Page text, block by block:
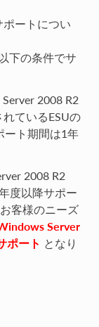
ポートについ
下の条件でサ
2008 R2
ているESUの
ート期間は1年
2008 R2
度以降サポー
客様のニーズ
Server
ポート となり